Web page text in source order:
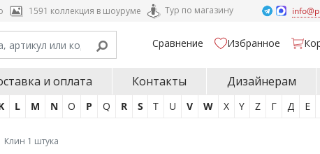
1591 коллекция в шоуруме Тур по магазину
Сравнение Избранное
и оплата Контакты Дизайнерам
L M N O P Q R S T U V W X Y Z Г Д Е
Клин 1 штука